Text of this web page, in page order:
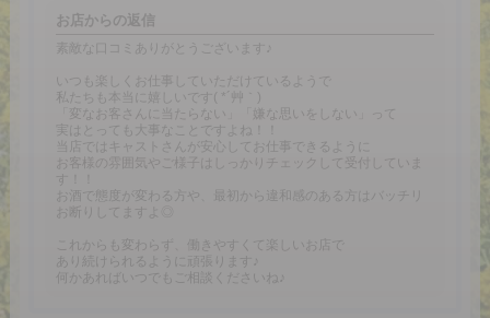
お店からの返信
素敵な口コミありがとうございます♪
いつも楽しくお仕事していただけているようで
私たちも本当に嬉しいです( *´艸｀)
「変なお客さんに当たらない」「嫌な思いをしない」って
実はとっても大事なことですよね！！
当店ではキャストさんが安心してお仕事できるように
お客様の雰囲気やご様子はしっかりチェックして受付していま
お酒で態度が変わる方や、最初から違和感のある方はバッチリ
お断りしてますよ◎
これからも変わらず、働きやすくて楽しいお店で
あり続けられるように頑張ります♪
何かあればいつでもご相談くださいね♪